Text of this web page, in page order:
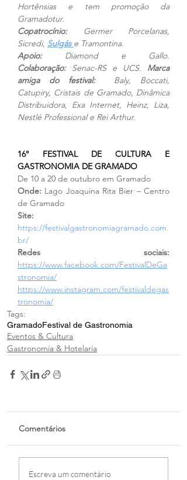
Hortênsias e tem promoção da
Gramadotur.
Copatrocínio: Germer Porcelanas,
Sicredi, Sulgás e Tramontina.
Apoio:
Colaboração: Senac-RS e UCS. Marca
amiga do festival:
Baly, Boccati,
Catupiry, Cristais de Gramado, Dinâmica
Distribuidora, Exa Internet, Heinz, Liza,
Nestlé Professional e Rei Arthur.
16° FESTIVAL DE CULTURA E
GASTRONOMIA DE GRAMADO
De 10 a 20 de outubro em Gramado
Onde: Lago Joaquina Rita Bier – Centro
de Gramado
https://festivalgastronomiagramado.com.
br/
https://www.facebook.com/FestivalDeGa
stronomia/
https://www.instagram.com/festivaldegas
tronomia/
Tags:
GramadoFestival de Gastronomia
Eventos & Cultura
Gastronomia & Hotelaria
Comentários
Escreva um comentário